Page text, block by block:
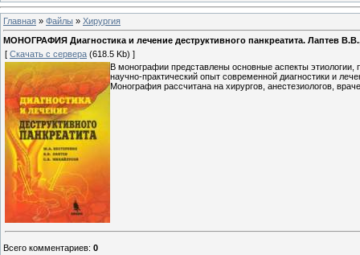
Главная » Файлы » Хирургия
МОНОГРАФИЯ Диагностика и лечение деструктивного панкреатита. Лаптев
[ Скачать с сервера (618.5 Kb) ]
В монографии представлены основные аспекты этиологии,
научно-практический опыт современной диагностики и
Монография рассчитана на хирургов, анестезиологов,
Всего комментариев: 0